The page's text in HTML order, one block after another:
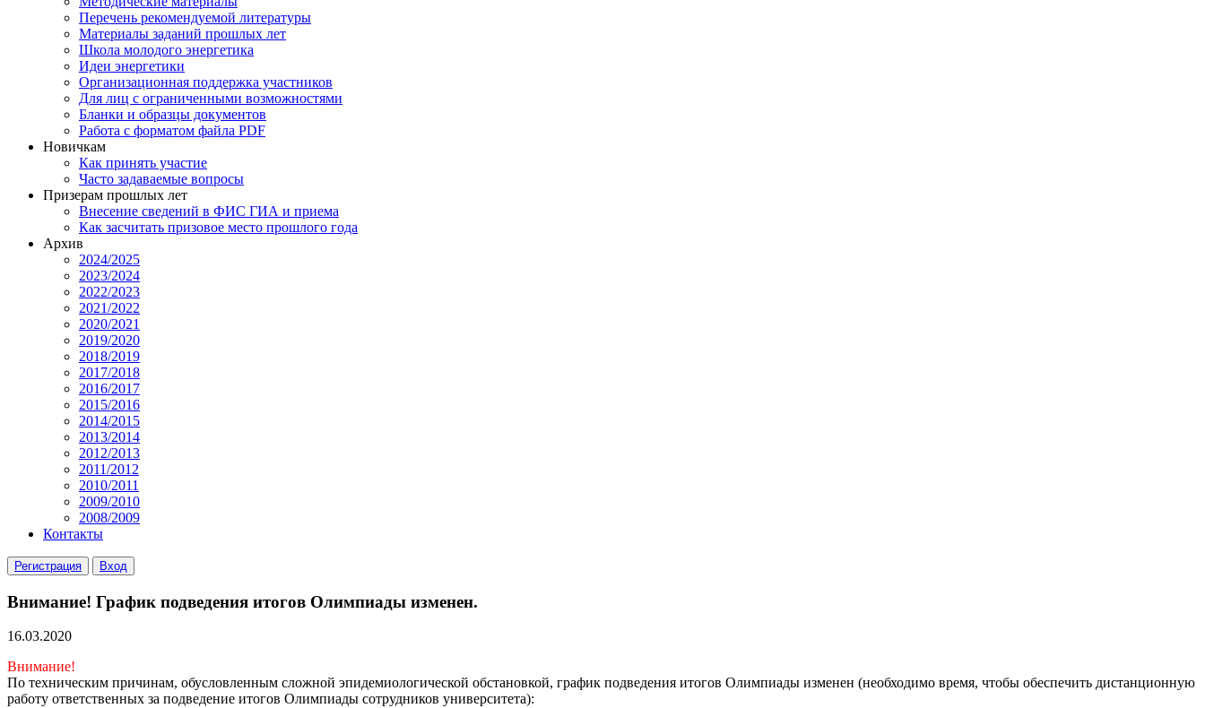
Перечень рекомендуемой литературы
Материалы заданий прошлых лет
Школа молодого энергетика
Идеи энергетики
Организационная поддержка участников
Для лиц с ограниченными возможностями
Бланки и образцы документов
Работа с форматом файла PDF
Новичкам
Как принять участие
Часто задаваемые вопросы
Призерам прошлых лет
Внесение сведений в ФИС ГИА и приема
Как засчитать призовое место прошлого года
Архив
2024/2025
2023/2024
2022/2023
2021/2022
2020/2021
2019/2020
2018/2019
2017/2018
2016/2017
2015/2016
2014/2015
2013/2014
2012/2013
2011/2012
2010/2011
2009/2010
2008/2009
Контакты
Регистрация Вход
Внимание! График подведения итогов Олимпиады изменен.
16.03.2020
Внимание!
По техническим причинам, обусловленным сложной эпидемиологической обстановкой, график подведения итогов Олимпиады изменен (необходимо время, чтобы обеспечить дистанционную
работу ответственных за подведение итогов Олимпиады сотрудников университета):